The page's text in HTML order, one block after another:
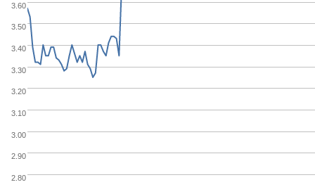
3.00
3.50
2.80
2.90
3.10
3.20
3.30
3.40
3.60